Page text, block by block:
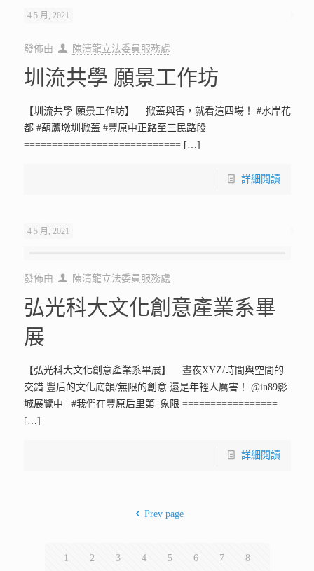
4 5 月, 2021
發佈由 陳清龍立法委員服務處
圳流共學 願景工作坊
【圳流共學 願景工作坊】 掀蓋與否，就看這四場！ #水岸花
都 #葫蘆墩圳掀蓋 #豐原中正路至三民路段
============================ […]
詳細閱讀
4 5 月, 2021
發佈由 陳清龍立法委員服務處
弘光科大文化創意產業系畢
展
【弘光科大文化創意產業系畢展】 晝夜XYZ/時間與空間的
交錯 豐后的文化底韻/無限的創意 還是年輕人厲害！ @in89影
城展覽中 #我們在豐原后里第_象限 =================
[…]
詳細閱讀
Prev page
1 2 3 4 5 6 7 8